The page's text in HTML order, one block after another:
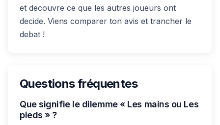
et decouvre ce que les autres joueurs ont
decide. Viens comparer ton avis et trancher le
debat !
Questions fréquentes
Que signifie le dilemme « Les mains ou Les
pieds » ?